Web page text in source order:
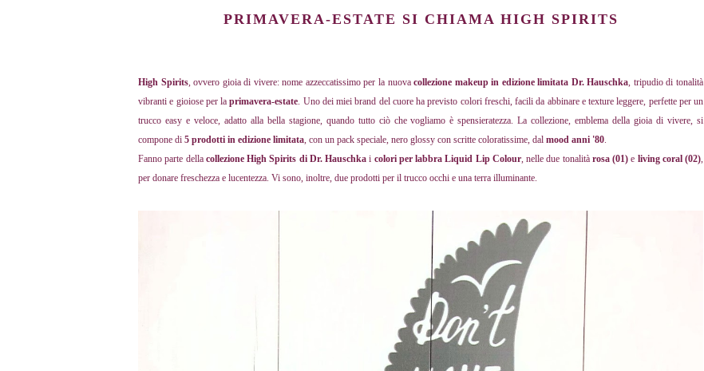
PRIMAVERA-ESTATE SI CHIAMA HIGH SPIRITS
High Spirits, ovvero gioia di vivere: nome azzeccatissimo per la nuovacollezione makeup in edizione limitata Dr. Hauschka, tripudio di tonalità
vibranti e gioiose per la primavera-estate. Uno dei miei brand del cuore ha previsto colori freschi, facili da abbinare e texture leggere, perfette per un
trucco easy e veloce, adatto alla bella stagione, quando tutto ciò che vogliamo è spensieratezza. La collezione, emblema della gioia di vivere, si
compone di 5 prodotti in edizione limitata, con un pack speciale, nero glossy con scritte coloratissime, dal mood anni '80.
Fanno parte della collezione High Spirits di Dr. Hauschka i colori per labbra Liquid Lip Colour, nelle due tonalità rosa (01)e living coral (02),
per donare freschezza e lucentezza. Vi sono, inoltre, due prodotti per il trucco occhi e una terra illuminante.